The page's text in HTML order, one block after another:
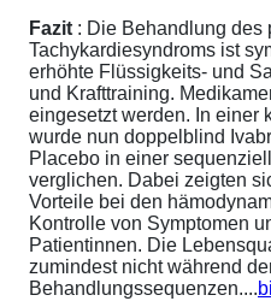
Fazit : Die Behandlung des
Tachykardiesyndroms ist
erhöhte Flüssigkeits- und
und Krafttraining.
eingesetzt werden. In einer
wurde nun doppelblind
Placebo in einer
verglichen. Dabei zeigten
Vorteile bei den
Kontrolle von Symptomen
Patientinnen. Die
zumindest nicht während
Behandlungssequenzen....